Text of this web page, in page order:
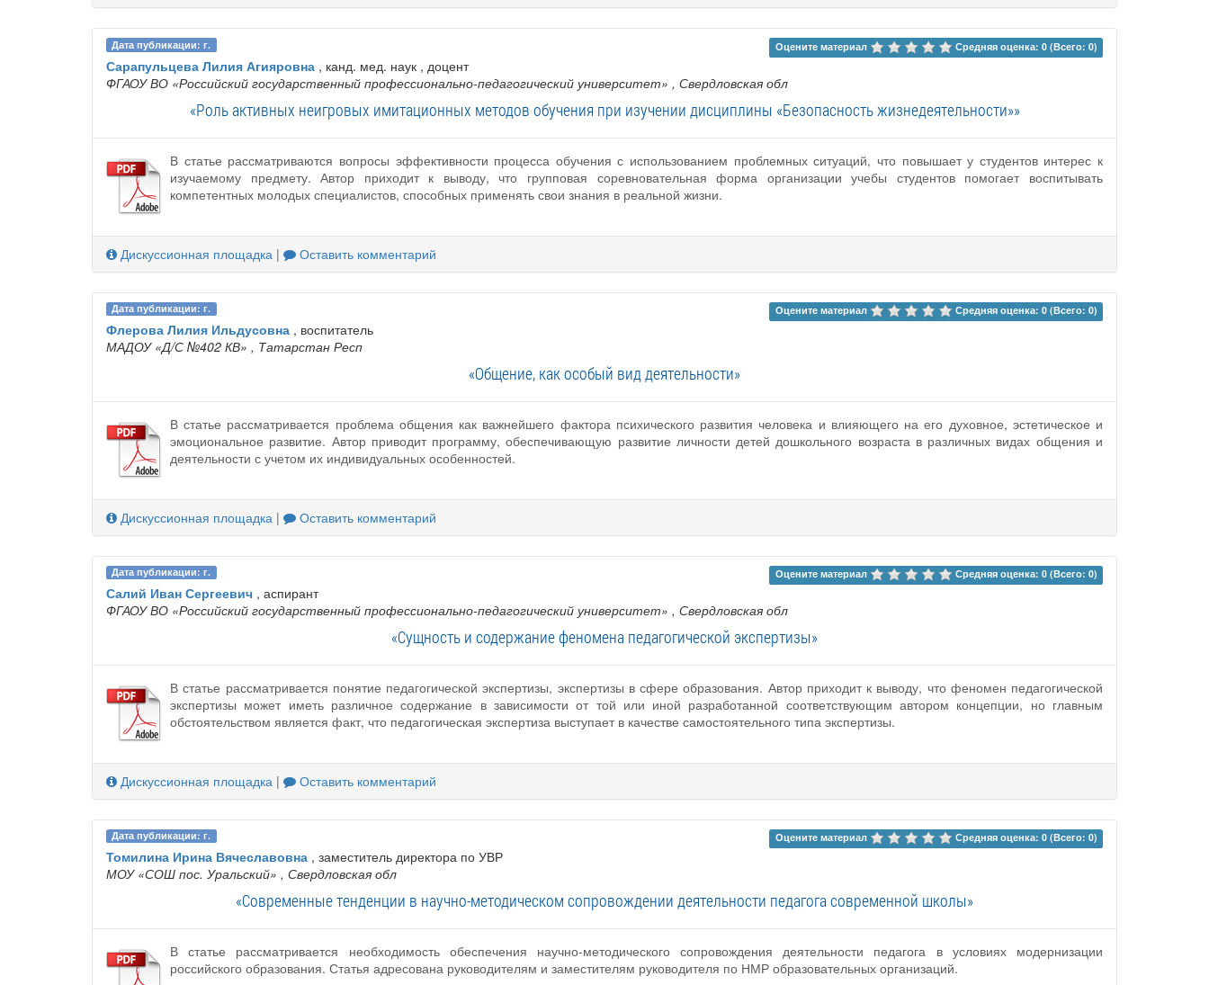
Дата публикации: г. Оцените материал Средняя оценка: 0 (Всего: 0)
Сарапульцева Лилия Агияровна , канд. мед. наук , доцент
ФГАОУ ВО «Российский государственный профессионально-педагогический университет» , Свердловская обл
«Роль активных неигровых имитационных методов обучения при изучении дисциплины «Безопасность жизнедеятельности»»
В статье рассматриваются вопросы эффективности процесса обучения с использованием проблемных ситуаций, что повышает у студентов интерес к
изучаемому предмету. Автор приходит к выводу, что групповая соревновательная форма организации учебы студентов помогает воспитывать
компетентных молодых специалистов, способных применять свои знания в реальной жизни.
Дискуссионная площадка | Оставить комментарий
Дата публикации: г. Оцените материал Средняя оценка: 0 (Всего: 0)
Флерова Лилия Ильдусовна , воспитатель
МАДОУ «Д/С №402 КВ» , Татарстан Респ
«Общение, как особый вид деятельности»
В статье рассматривается проблема общения как важнейшего фактора психического развития человека и влияющего на его духовное, эстетическое и
эмоциональное развитие. Автор приводит программу, обеспечивающую развитие личности детей дошкольного возраста в различных видах общения и
деятельности с учетом их индивидуальных особенностей.
Дискуссионная площадка | Оставить комментарий
Дата публикации: г. Оцените материал Средняя оценка: 0 (Всего: 0)
Салий Иван Сергеевич , аспирант
ФГАОУ ВО «Российский государственный профессионально-педагогический университет» , Свердловская обл
«Сущность и содержание феномена педагогической экспертизы»
В статье рассматривается понятие педагогической экспертизы, экспертизы в сфере образования. Автор приходит к выводу, что феномен педагогической
экспертизы может иметь различное содержание в зависимости от той или иной разработанной соответствующим автором концепции, но главным
обстоятельством является факт, что педагогическая экспертиза выступает в качестве самостоятельного типа экспертизы.
Дискуссионная площадка | Оставить комментарий
Дата публикации: г. Оцените материал Средняя оценка: 0 (Всего: 0)
Томилина Ирина Вячеславовна , заместитель директора по УВР
МОУ «СОШ пос. Уральский» , Свердловская обл
«Современные тенденции в научно-методическом сопровождении деятельности педагога современной школы»
В статье рассматривается необходимость обеспечения научно-методического сопровождения деятельности педагога в условиях модернизации
российского образования. Статья адресована руководителям и заместителям руководителя по НМР образовательных организаций.